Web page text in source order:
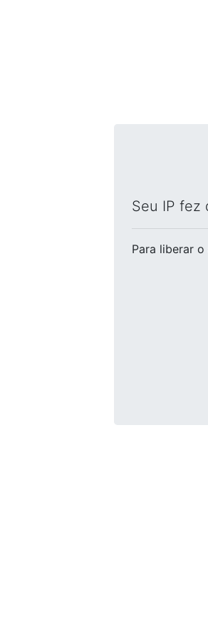
Seu IP fez
Para liberar o